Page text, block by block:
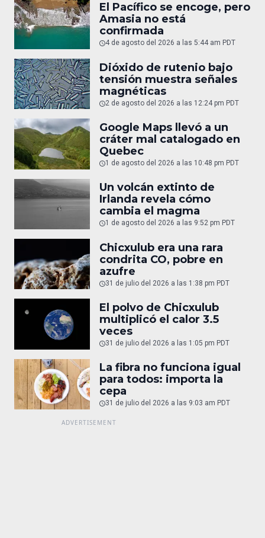
El Pacífico se encoge, pero
Amasia no está
confirmada
4 de agosto del 2026 a las 5:44 am PDT
Dióxido de rutenio bajo
tensión muestra señales
magnéticas
2 de agosto del 2026 a las 12:24 pm PDT
Google Maps llevó a un
cráter mal catalogado en
Quebec
1 de agosto del 2026 a las 10:48 pm PDT
Un volcán extinto de
Irlanda revela cómo
cambia el magma
1 de agosto del 2026 a las 9:52 pm PDT
Chicxulub era una rara
condrita CO, pobre en
azufre
31 de julio del 2026 a las 1:38 pm PDT
El polvo de Chicxulub
multiplicó el calor 3.5
veces
31 de julio del 2026 a las 1:05 pm PDT
La fibra no funciona igual
para todos: importa la
cepa
31 de julio del 2026 a las 9:03 am PDT